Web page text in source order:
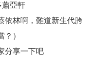
蕭亞軒
依林啊，難道新生代胯
）
分享一下吧